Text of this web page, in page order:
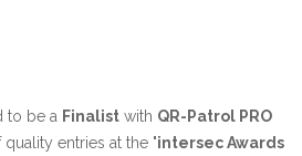
to be a Finalist with QR-Patrol PRO
entries at the "intersec Awards